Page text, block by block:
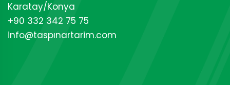
Karatay/Konya
+90 332 342 75 75
info@taspınartarim.com